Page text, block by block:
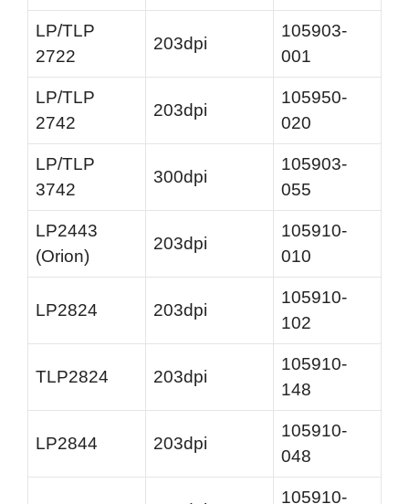
LP/TLP
2722
203dpi
105903-
001
LP/TLP
2742
203dpi
105950-
020
LP/TLP
3742
300dpi
105903-
055
LP2443
(Orion)
203dpi
105910-
010
LP2824 203dpi
105910-
102
TLP2824 203dpi
105910-
148
LP2844 203dpi
105910-
048
105910-